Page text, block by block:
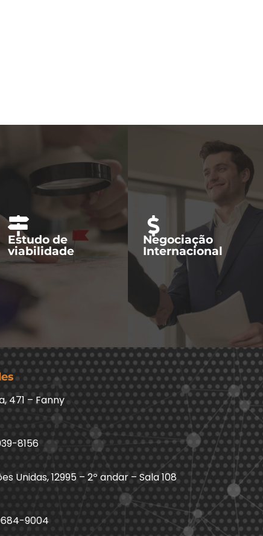
Estudo de
viabilidade
Negociação
Internacional
471 – Fanny
8156
Unidas, 12995 – 2º andar – Sala 108
9004